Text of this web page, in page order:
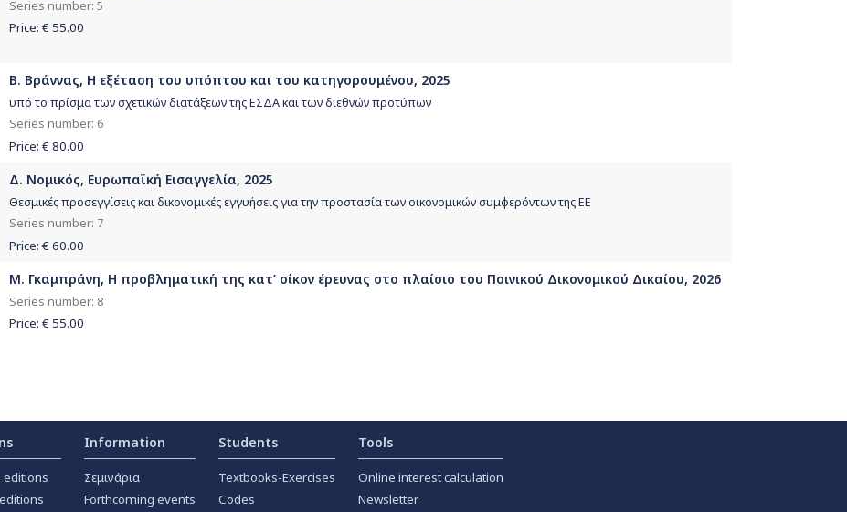
Series number: 5
Price: € 55.00
Β. Βράννας, H εξέταση του υπόπτου και του κατηγορουμένου, 2025
υπό το πρίσμα των σχετικών διατάξεων της ΕΣΔΑ και των διεθνών προτύπων
Series number: 6
Price: € 80.00
Δ. Νομικός, Ευρωπαϊκή Εισαγγελία, 2025
Θεσμικές προσεγγίσεις και δικονομικές εγγυήσεις για την προστασία των οικονομικών συμφερόντων της ΕΕ
Series number: 7
Price: € 60.00
Μ. Γκαμπράνη, Η προβληματική της κατ’ οίκον έρευνας στο πλαίσιο του Ποινικού Δικονομικού Δικαίου, 2026
Series number: 8
Price: € 55.00
editions
Information
Σεμινάρια
Forthcoming events
Students
Textbooks-Exercises
Codes
Tools
Online interest calculation
Newsletter